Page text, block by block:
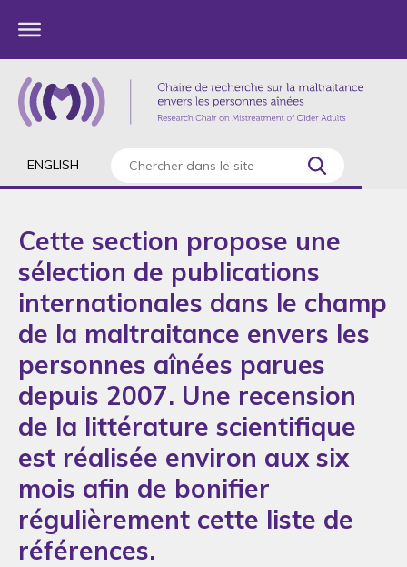
ENGLISH
Cette section propose une
sélection de publications
internationales dans le champ
de la maltraitance envers les
personnes aînées parues
depuis 2007. Une recension
de la littérature scientifique
est réalisée environ aux six
mois afin de bonifier
régulièrement cette liste de
références.